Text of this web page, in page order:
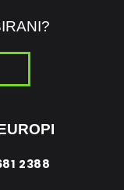
2388